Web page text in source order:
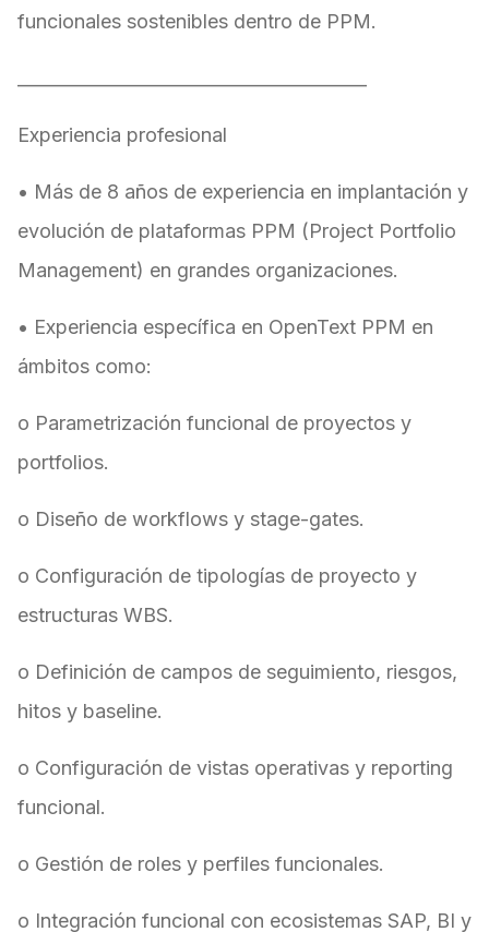
funcionales sostenibles dentro de PPM.
Experiencia profesional
• Más de 8 años de experiencia en implantación y
evolución de plataformas PPM (Project Portfolio
Management) en grandes organizaciones.
• Experiencia específica en OpenText PPM en
ámbitos como:
o Parametrización funcional de proyectos y
portfolios.
o Diseño de workflows y stage-gates.
o Configuración de tipologías de proyecto y
estructuras WBS.
o Definición de campos de seguimiento, riesgos,
hitos y baseline.
o Configuración de vistas operativas y reporting
funcional.
o Gestión de roles y perfiles funcionales.
o Integración funcional con ecosistemas SAP, BI y